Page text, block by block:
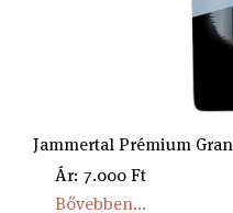
Jammertal Prémium
Ár: 7.000 Ft
Bővebben...